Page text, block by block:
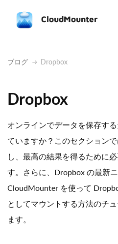
CloudMounter
ブログ Dropbox
Dropbox
オンラインでデータを保存す
ていますか？このセクション
し、最高の結果を得るために
す。さらに、Dropbox の最新
CloudMounter を使って
としてマウントする方法のチ
ます。